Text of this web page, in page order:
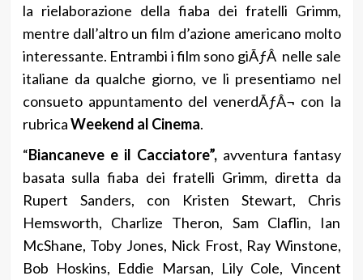
la rielaborazione della fiaba dei fratelli Grimm,
mentre dall’altro un film d’azione americano molto
interessante. Entrambi i film sono giÃƒÂ nelle sale
italiane da qualche giorno, ve li presentiamo nel
consueto appuntamento del venerdÃƒÂ¬ con la
rubricaWeekend al Cinema.
“Biancaneve e il Cacciatore”,avventura fantasy
basata sulla fiaba dei fratelli Grimm, diretta da
Rupert Sanders, con Kristen Stewart, Chris
Hemsworth, Charlize Theron, Sam Claflin, Ian
McShane, Toby Jones, Nick Frost, Ray Winstone,
Bob Hoskins, Eddie Marsan, Lily Cole, Vincent